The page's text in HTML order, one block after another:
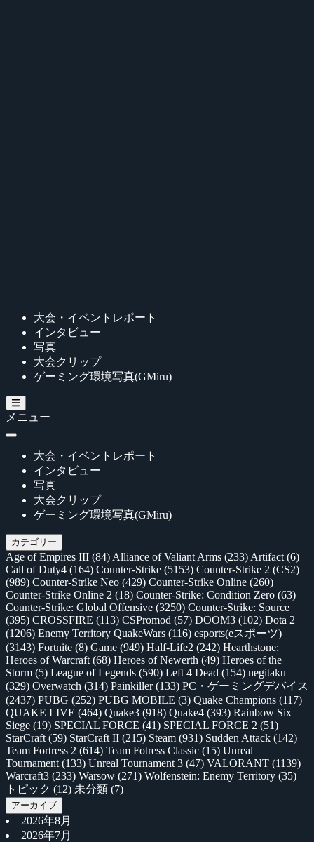
大会・イベントレポート
インタビュー
写真
大会クリップ
ゲーミング環境写真(GMiru)
メニュー
大会・イベントレポート
インタビュー
写真
大会クリップ
ゲーミング環境写真(GMiru)
カテゴリー
Age of Empires III (84) Alliance of Valiant Arms (233) Artifact (6)
Call of Duty4 (164) Counter-Strike (5153) Counter-Strike 2 (CS2)
(989) Counter-Strike Neo (429) Counter-Strike Online (260)
Counter-Strike Online 2 (18) Counter-Strike: Condition Zero (63)
Counter-Strike: Global Offensive (3250) Counter-Strike: Source
(395) CROSSFIRE (113) CSPromod (57) DOOM3 (102) Dota 2
(1206) Enemy Territory QuakeWars (116) esports(eスポーツ)
(3143) Fortnite (8) Game (949) Half-Life2 (242) Hearthstone:
Heroes of Warcraft (68) Heroes of Newerth (49) Heroes of the
Storm (5) League of Legends (590) Left 4 Dead (154) negitaku
(329) Overwatch (314) Painkiller(133) PC・ゲーミングデバイス
(2437) PUBG (252) PUBG MOBILE (3) Quake Champions (117)
QUAKE LIVE (464) Quake3 (918) Quake4 (393) Rainbow Six
Siege (19) SPECIAL FORCE (41) SPECIAL FORCE 2 (51)
StarCraft (59) StarCraft II (215) Steam (931) Sudden Attack (142)
Team Fortress 2 (614) Team Fotress Classic (15) Unreal
Tournament (133) Unreal Tournament 3 (47) VALORANT (1139)
Warcraft3 (233) Warsow (271) Wolfenstein: Enemy Territory (35)
トピック (12) 未分類 (7)
アーカイブ
2026年8月
2026年7月